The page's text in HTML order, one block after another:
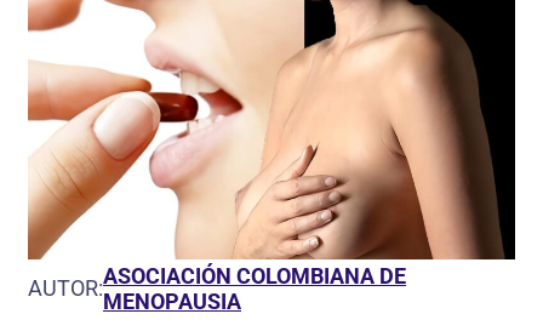
AUTOR:ASOCIACIÓN COLOMBIANA DE
MENOPAUSIA